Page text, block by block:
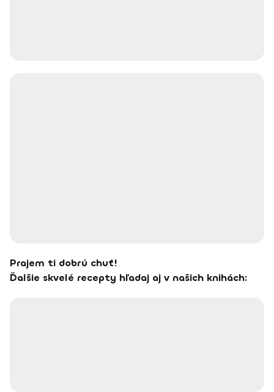
Prajem ti dobrú chuť!
Ďalšie skvelé recepty hľadaj aj v našich knihách: